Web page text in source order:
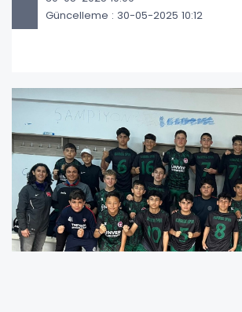
Güncelleme : 30-05-2025 10:12